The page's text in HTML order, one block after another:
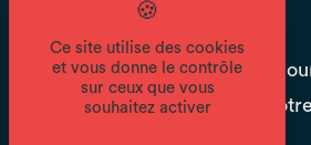
Période d'ouverture
Du 01/12 au 21/04 tous les
Vérifier nos horaires sur
Ce site utilise des cookies
et vous donne le contrôle
sur ceux que vous
souhaitez activer